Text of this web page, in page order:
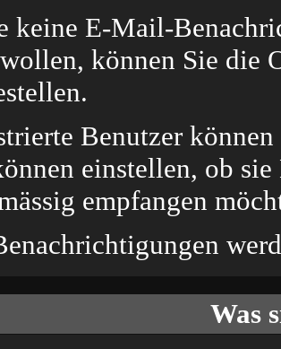
keine E-Mail-
können Sie die
Benutzer
einstellen, ob
empfangen
Was